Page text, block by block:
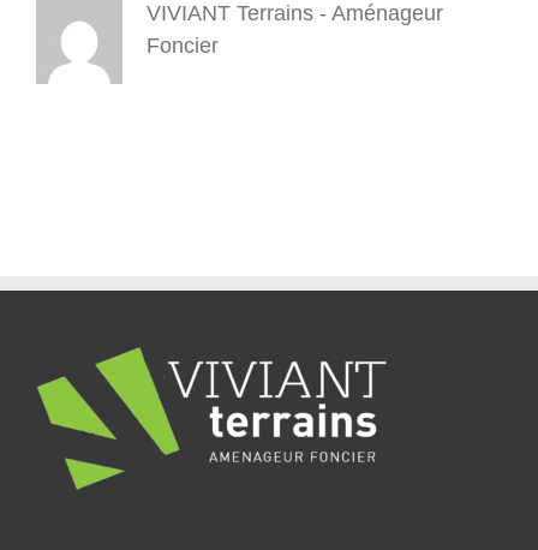
VIVIANT Terrains - Aménageur
Foncier